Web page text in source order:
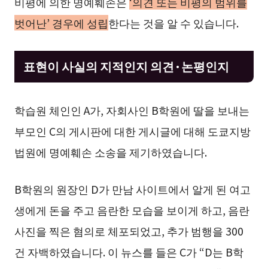
벗어난’ 경우에 성립한다는 것을 알 수 있습니다.
표현이 사실의 지적인지 의견·논평인지
학습원 체인인 A가, 자회사인 B학원에 딸을 보내는
부모인 C의 게시판에 대한 게시글에 대해 도쿄지방
법원에 명예훼손 소송을 제기하였습니다.
B학원의 원장인 D가 만남 사이트에서 알게 된 여고
생에게 돈을 주고 음란한 모습을 보이게 하고, 음란
사진을 찍은 혐의로 체포되었고, 추가 범행을 300
건 자백하였습니다. 이 뉴스를 들은 C가 “D는 B학